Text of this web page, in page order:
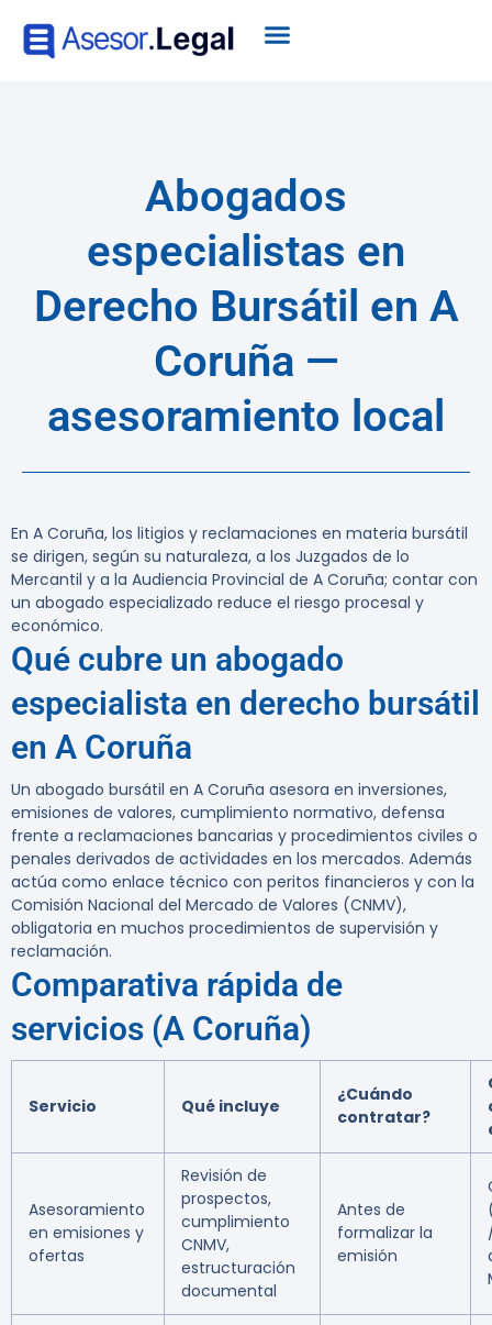
Abogados
especialistas en
Derecho Bursátil en A
Coruña —
asesoramiento local
En A Coruña, los litigios y reclamaciones en materia bursátil
se dirigen, según su naturaleza, a los Juzgados de lo
Mercantil y a la Audiencia Provincial de A Coruña; contar con
un abogado especializado reduce el riesgo procesal y
económico.
Qué cubre un abogado
especialista en derecho bursátil
en A Coruña
Un abogado bursátil en A Coruña asesora en inversiones,
emisiones de valores, cumplimiento normativo, defensa
frente a reclamaciones bancarias y procedimientos civiles o
penales derivados de actividades en los mercados. Además
actúa como enlace técnico con peritos financieros y con la
Comisión Nacional del Mercado de Valores (CNMV),
obligatoria en muchos procedimientos de supervisión y
reclamación.
Comparativa rápida de
servicios (A Coruña)
Servicio Qué incluye
¿Cuándo
contratar?
Asesoramiento
en emisiones y
ofertas
Revisión de
prospectos,
cumplimiento
CNMV,
estructuración
documental
Antes de
formalizar la
emisión